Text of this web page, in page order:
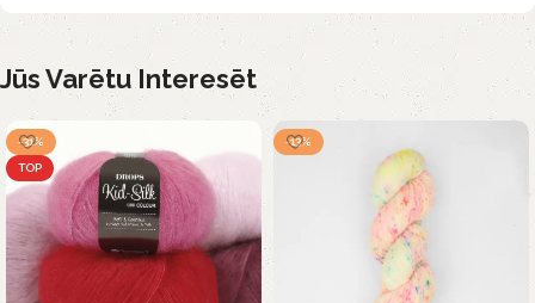
Jūs Varētu Interesēt
-31%
TOP
-13%